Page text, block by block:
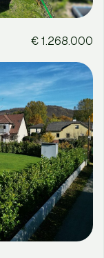
€ 1.268.000